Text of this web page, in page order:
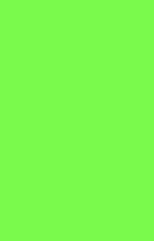
between us. A
the layers we
safe, the moments in
and the sense of
that emerges
be exposed."
tours for
the Royal
Sydney Opera
Hall, and saw
of thousands of
now returns with his
pushing work to